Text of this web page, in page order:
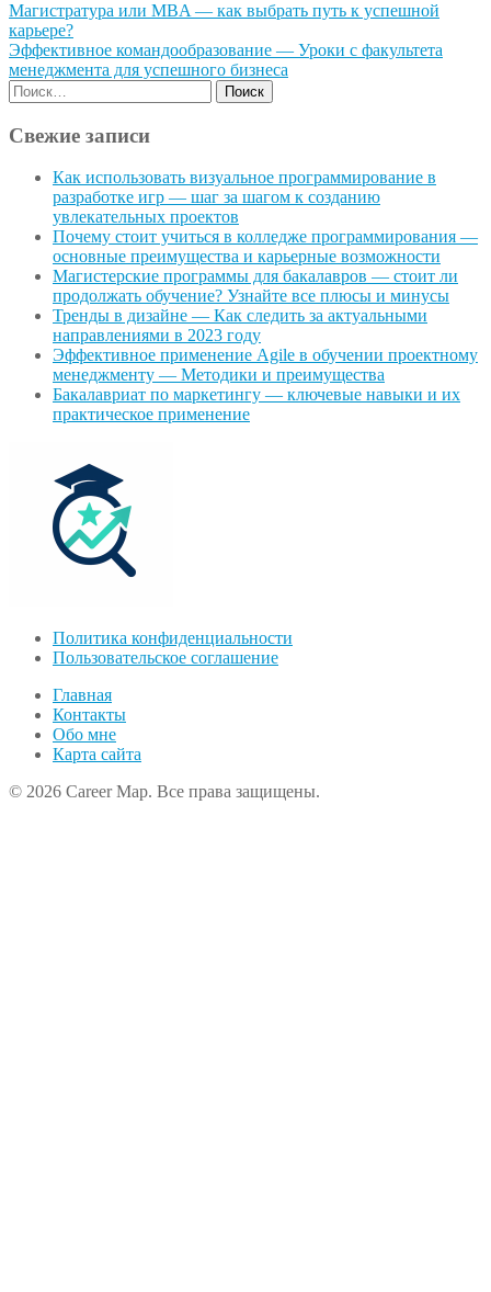
Магистратура или MBA — как выбрать путь к успешной
карьере?
Эффективное командообразование — Уроки с факультета
менеджмента для успешного бизнеса
Свежие записи
Как использовать визуальное программирование в
разработке игр — шаг за шагом к созданию
увлекательных проектов
Почему стоит учиться в колледже программирования —
основные преимущества и карьерные возможности
Магистерские программы для бакалавров — стоит ли
продолжать обучение? Узнайте все плюсы и минусы
Тренды в дизайне — Как следить за актуальными
направлениями в 2023 году
Эффективное применение Agile в обучении проектному
менеджменту — Методики и преимущества
Бакалавриат по маркетингу — ключевые навыки и их
практическое применение
Политика конфиденциальности
Пользовательское соглашение
Главная
Контакты
Обо мне
Карта сайта
© 2026 Career Map. Все права защищены.